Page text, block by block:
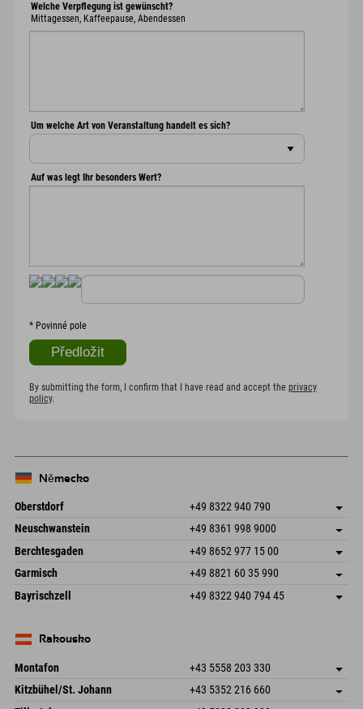
Welche Verpflegung ist gewünscht?
Mittagessen, Kaffeepause, Abendessen
Um welche Art von Veranstaltung handelt es sich?
Auf was legt Ihr besonders Wert?
* Povinné pole
By submitting the form, I confirm that I have read and accept the privacy
policy.
Německo
Oberstdorf +49 8322 940 790
An der Breitach 3
Německo
Uložit adresu
Objednat
Neuschwanstein +49 8361 998 9000
An der Riese 45
87484 Nesselwang im Allgäu
Německo
Uložit adresu
Informace o příjezdu
Objednat
Berchtesgaden +49 8652 977 15 00
Hofreitstr. 7
Německo
Uložit adresu
Objednat
Garmisch +49 8821 60 35 990
Frickenstraße 22
82490 Farchant
Uložit adresu
Informace o příjezdu
Bayrischzell +49 8322 940 794 45
Německo
Rakousko
Montafon +43 5558 203 330
Dorfstr. 127b
6793 Gaschurn/Montafon
Uložit adresu
Kitzbühel/St. Johann +43 5352 216 660